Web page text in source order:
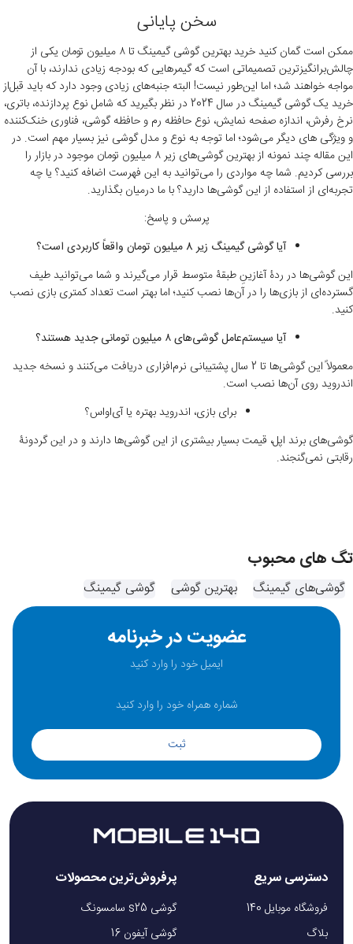
سخن پایانی
ممکن است گمان کنید خرید بهترین گوشی گیمینگ تا ۸ میلیون تومان یکی از
چالش‌برانگیزترین تصمیماتی است که گیمرهایی که بودجه زیادی ندارند، با آن
مواجه خواهند شد؛ اما این‌طور نیست! البته جنبه‌های زیادی وجود دارد که باید قبل‌از
خرید یک گوشی گیمینگ در سال 2024 در نظر بگیرید که شامل نوع پردازنده، باتری،
نرخ رفرش، اندازه صفحه نمایش، نوع حافظه رم و حافظه گوشی، فناوری خنک‌کننده
و ویژگی های دیگر می‌شود؛ اما توجه به نوع و مدل گوشی نیز بسیار مهم است. در
این مقاله چند نمونه از بهترین گوشی‌های زیر ۸ میلیون تومان موجود در بازار را
بررسی کردیم. شما چه مواردی را می‌توانید به این فهرست اضافه کنید؟ یا چه
تجربه‌ای از استفاده از این گوشی‌ها دارید؟ با ما درمیان بگذارید.
پرسش و پاسخ:
آیا گوشی گیمینگ زیر 8 میلیون تومان واقعاً کاربردی است؟
این گوشی‌ها در ردۀ آغازینِ طبقۀ متوسط قرار می‌گیرند و شما می‌توانید طیف
گسترده‌ای از بازی‌ها را در آن‌ها نصب کنید؛ اما بهتر است تعداد کمتری بازی نصب
کنید.
آیا سیستم‌عامل گوشی‌های ۸ میلیون تومانی جدید هستند؟
معمولاً این گوشی‌ها تا 2 سال پشتیبانی نرم‌افزاری دریافت می‌کنند و نسخه جدید
اندروید روی آن‌ها نصب است.
برای بازی، اندروید بهتره یا آی‌اواس؟
گوشی‌های برند اپل، قیمت بسیار بیشتری از این گوشی‌ها دارند و در این گردونۀ
رقابتی نمی‌گنجند.
تگ های محبوب
گوشی‌های گیمینگ بهترین گوشی گوشی گیمینگ
عضویت در خبرنامه
ثبت
دسترسی سریع
فروشگاه موبایل 140
بلاگ
پرفروش‌ترین محصولات
گوشی s25 سامسونگ
گوشی آیفون 16